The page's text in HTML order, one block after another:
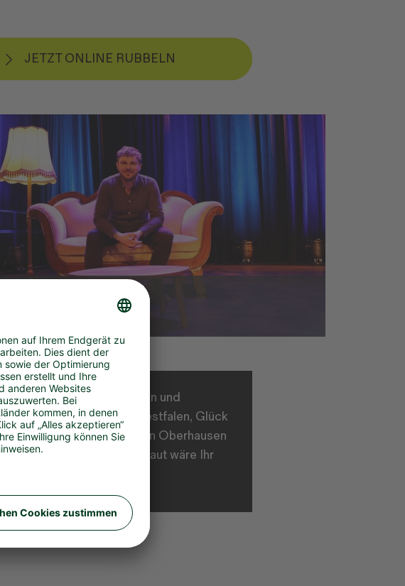
JETZT ONLINE RUBBELN
mit geistreichen Einfällen und
etwa von Nordrhein-Westfalen, Glück
WestLotto im Ebertbad in Oberhausen
für Dichter – wie laut wäre Ihr